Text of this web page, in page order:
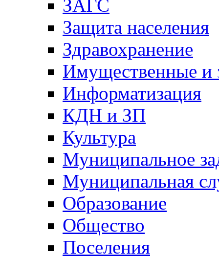
ЗАГС
Защита населения
Здравохранение
Имущественные и
Информатизация
КДН и ЗП
Культура
Муниципальное
Муниципальная
Образование
Общество
Поселения